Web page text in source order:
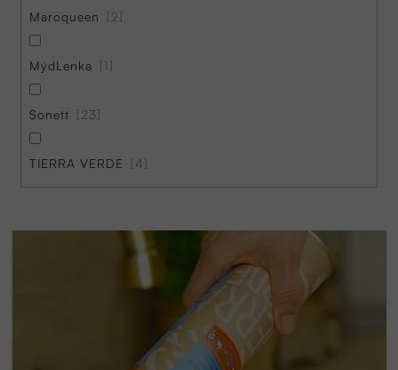
Maroqueen 2
MýdLenka 1
Sonett 23
TIERRA VERDE 4
V